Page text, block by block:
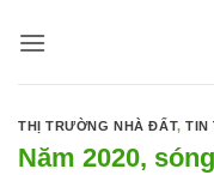
qua
THỊ TRƯỜNG NHÀ ĐẤT,TIN
Năm 2020,